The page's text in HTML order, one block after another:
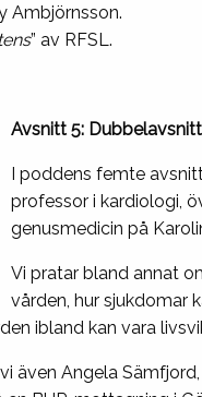
Ambjörnsson.
” av RFSL.
Avsnitt 5:
I poddens femte
professor i kardiologi,
genusmedicin på
Vi pratar bland annat
vården, hur sjukdomar
ibland kan vara
även Angela